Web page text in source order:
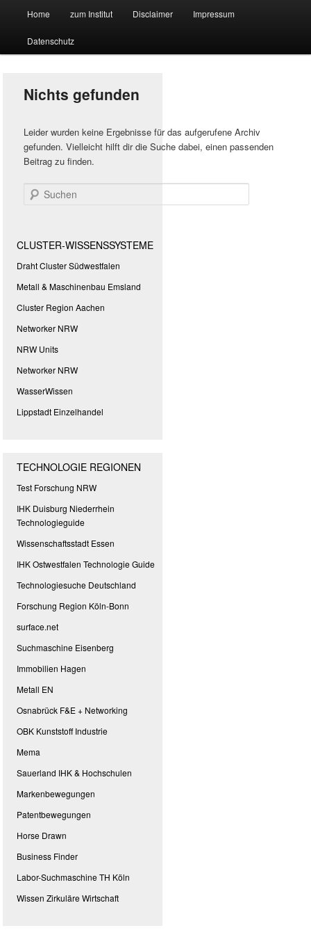
Suchmaschine Forschung und
Technologie
Zum
primären
springen
Zum
sekundären
springen
Home zum Institut Disclaimer Impressum
Datenschutz
Nichts gefunden
Leider wurden keine Ergebnisse für das aufgerufene Archiv
gefunden. Vielleicht hilft dir die Suche dabei, einen passenden
Beitrag zu finden.
Suchen
CLUSTER-WISSENSSYSTEME
Draht Cluster Südwestfalen
Metall & Maschinenbau Emsland
Cluster Region Aachen
Networker NRW
NRW Units
Networker NRW
WasserWissen
Lippstadt Einzelhandel
TECHNOLOGIE REGIONEN
Test Forschung NRW
IHK Duisburg Niederrhein
Technologieguide
Wissenschaftsstadt Essen
IHK Ostwestfalen Technologie Guide
Technologiesuche Deutschland
Forschung Region Köln-Bonn
surface.net
Suchmaschine Eisenberg
Immobilien Hagen
Metall EN
Osnabrück F&E + Networking
OBK Kunststoff Industrie
Mema
Sauerland IHK & Hochschulen
Markenbewegungen
Patentbewegungen
Horse Drawn
Business Finder
Labor-Suchmaschine TH Köln
Wissen Zirkuläre Wirtschaft